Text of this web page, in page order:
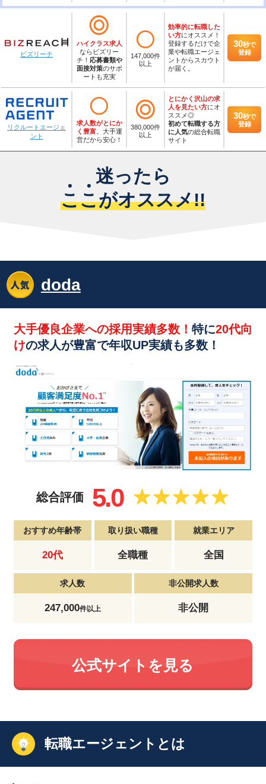
ビズリーチ
ハイクラス求人
ならビズリー
チ！ 応募書類や
面接対策のサポ
ートも充実
147,000件
以上
効率的に転職した
い方にオススメ！
登録するだけで企
業や転職エージェ
ントからスカウト
が届く。
30秒で
登録
リクルートエージェ
ント
求人数がとにか
く豊富 。大手運
営だから安心！
380,000件
以上
とにかく沢山の求
人を見たい方にオ
ススメ◎
初めて転職する方
に人気の総合転職
サイト
30秒で
登録
迷ったら
ここがオススメ!!
doda
大手優良企業への採用実績多数！ 特に20代向
けの求人が豊富で年収UP実績も多数！
総合評価 5.0
おすすめ年齢帯
20代
取り扱い職種
全職種
就業エリア
全国
求人数
247,000件以上
非公開求人数
非公開
公式サイトを見る
転職エージェントとは